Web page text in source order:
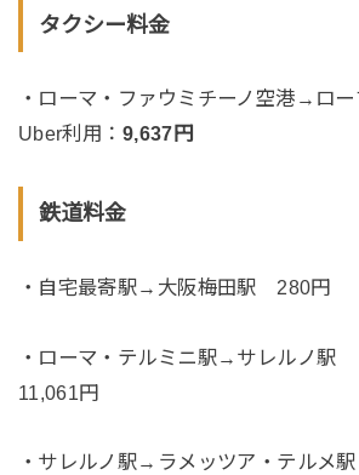
タクシー料金
・ローマ・ファウミチーノ空港→ロ
Uber利用： 9,637円
鉄道料金
・自宅最寄駅→大阪梅田駅 280円
・ローマ・テルミニ駅→サレルノ
11,061円
・サレルノ駅→ラメッツア・テルメ